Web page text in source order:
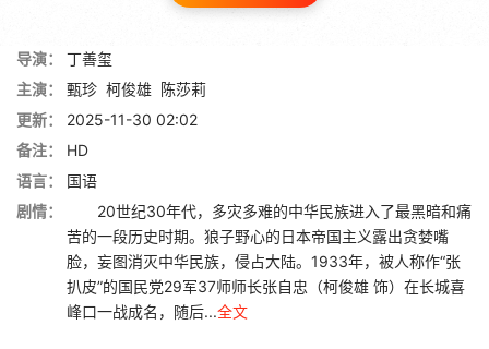
导演：
丁善玺
主演：
甄珍 柯俊雄 陈莎莉
更新：
2025-11-30 02:02
备注：
HD
语言：
国语
剧情：
20世纪30年代，多灾多难的中华民族进入了最黑暗和痛
苦的一段历史时期。狼子野心的日本帝国主义露出贪婪嘴
脸，妄图消灭中华民族，侵占大陆。1933年，被人称作“张
扒皮”的国民党29军37师师长张自忠（柯俊雄 饰）在长城喜
峰口一战成名，随后...全文